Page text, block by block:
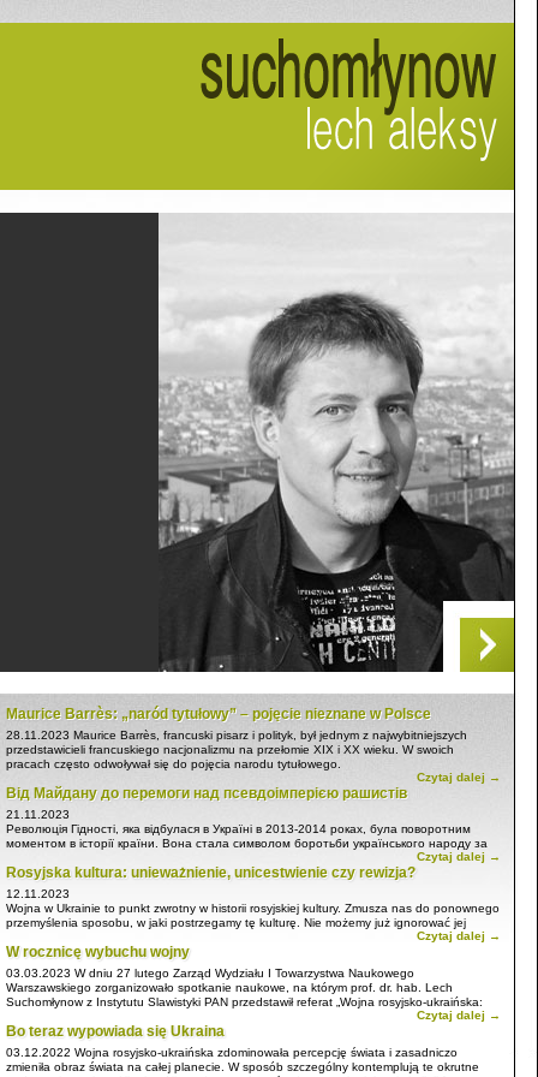
Maurice Barrès: „naród tytułowy” – pojęcie nieznane w Polsce
28.11.2023 Maurice Barrès, francuski pisarz i polityk, był jednym z najwybitniejszych
przedstawicieli francuskiego nacjonalizmu na przełomie XIX i XX wieku. W swoich
pracach często odwoływał się do pojęcia narodu tytułowego.
Barrès uważał, że naród tytułowy to naród, który jest dominujący w państwie, w którym
żyje. Naród ten ma swoją własną kulturę, tradycje i język, które są przekazywane z
obrony swojej tożsamości.
Czytaj dalej →
Від Майдану до перемоги над псевдоімперією рашистів
21.11.2023
Революція Гідності, яка відбулася в Україні в 2013-2014 роках, була поворотним
моментом в історії країни. Вона стала символом боротьби українського народу за
Czytaj dalej →
Rosyjska kultura: unieważnienie, unicestwienie czy rewizja?
12.11.2023
Wojna w Ukrainie to punkt zwrotny w historii rosyjskiej kultury. Zmusza nas do ponownego
przemyślenia sposobu, w jaki postrzegamy tę kulturę. Nie możemy już ignorować jej
imperialistycznego charakteru i związków z przemocą. Musimy zacząć postrzegać rosyjską
kulturę jako złożoną i kontrowersyjną, która zawiera zarówno elementy piękne, jak i
Czytaj dalej →
W rocznicę wybuchu wojny
03.03.2023 W dniu 27 lutego Zarząd Wydziału I Towarzystwa Naukowego
Warszawskiego zorganizowało spotkanie naukowe, na którym prof. dr. hab. Lech
Suchomłynow z Instytutu Slawistyki PAN przedstawił referat „Wojna rosyjsko-ukraińska:
Czytaj dalej →
Bo teraz wypowiada się Ukraina
03.12.2022 Wojna rosyjsko-ukraińska zdominowała percepcję świata i zasadniczo
zmieniła obraz świata na całej planecie. W sposób szczególny kontemplują te okrutne